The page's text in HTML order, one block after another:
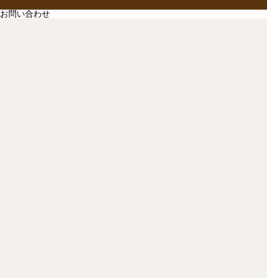
お問い合わせ